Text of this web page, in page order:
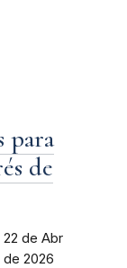
para
de
22 de Abr
de 2026